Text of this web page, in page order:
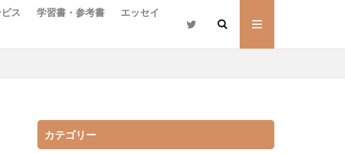
ス 学習書・参考書
エッセイ
カテゴリー
Kindle Unlimited